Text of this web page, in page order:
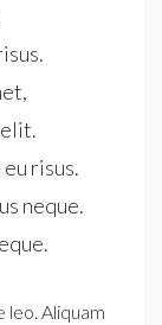
risus.
neque.
leo. Aliquam